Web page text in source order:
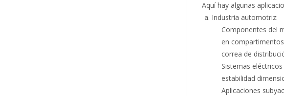
Aquí hay algunas
Industria automotriz:
Componentes del
en
correa de
Sistemas
estabilidad
Aplicaciones